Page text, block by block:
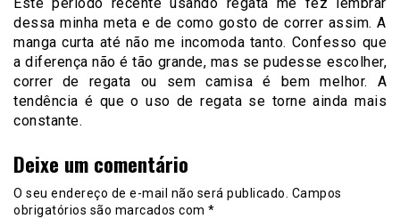
dessa minha meta e de como gosto de correr assim. A
manga curta até não me incomoda tanto. Confesso que
a diferença não é tão grande, mas se pudesse escolher,
correr de regata ou sem camisa é bem melhor. A
tendência é que o uso de regata se torne ainda mais
constante.
Deixe um comentário
O seu endereço de e-mail não será publicado. Campos
obrigatórios são marcados com *